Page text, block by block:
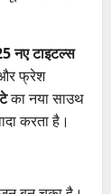
नए टाइटल्स
और फ्रेश
का नया साउथ
करता है।